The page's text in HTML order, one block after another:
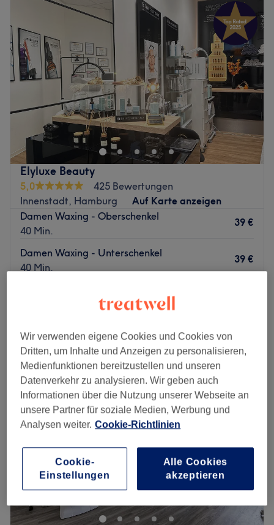
Elyluxe Beauty
5,0
425 Bewertungen
Innenstadt, Hamburg
Auf Karte anzeigen
Damen Waxing - Oberschenkel
40 Min.
39 €
Damen Waxing - Unterschenkel
40 Min.
39 €
Montag
Geschlossen
Dienstag
10:00–19:00
Mittwoch
10:00–19:00
Donnerstag
10:00–19:00
Freitag
10:00– 19:00
Samstag
Aufgepasst, ein echter Geheimtipp ist das Kosmetikstudio
Gesichts- und Körperbehandlungen wählen. Garantiert
Wir verwenden eigene Cookies und Cookies von
Dritten, um Inhalte und Anzeigen zu personalisieren,
Medienfunktionen bereitzustellen und unseren
Datenverkehr zu analysieren. Wir geben auch
Informationen über die Nutzung unserer Webseite an
unsere Partner für soziale Medien, Werbung und
Analysen weiter. Cookie-Richtlinien
Cookie-
Einstellungen
Alle Cookies
akzeptieren